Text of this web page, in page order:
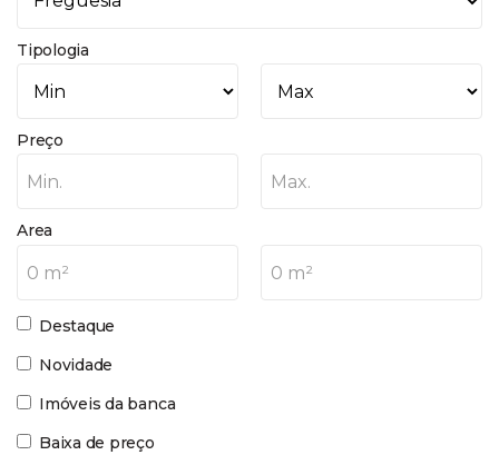
Tipologia
Preço
Min. Max.
Area
0 m² 0 m²
Destaque
Novidade
Imóveis da banca
Baixa de preço